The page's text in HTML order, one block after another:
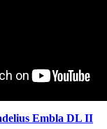
Embla DL II